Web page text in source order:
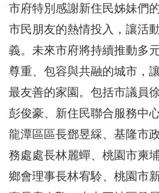
市府特別感謝新住民姊妹們
市民朋友的熱情投入，讓活
義。未來市府將持續推動多
尊重、包容與共融的城市，
最友善的家園。包括市議員
彭俊豪、新住民聯合服務中
龍潭區區長鄧昱綵、基隆市
務處處長林麗蟬、桃園市柬
鄉會理事長林宥駖、桃園市